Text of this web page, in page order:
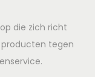
die zich richt
tegen